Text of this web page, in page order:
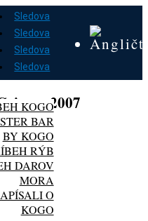
Sledova
Sledova
Sledova
Sledova
DOMOV
KOGO
BAR
BY KOGO
RÝB
DAROV
MORA
O
KOGO
2007